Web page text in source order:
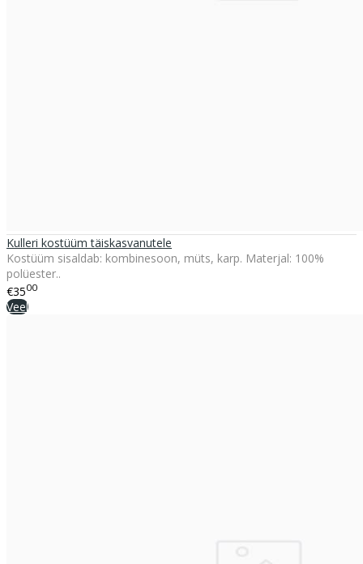
Kulleri kostüüm täiskasvanutele
Kostüüm sisaldab: kombinesoon, müts, karp. Materjal: 100%
polüester..
€3500
Veel